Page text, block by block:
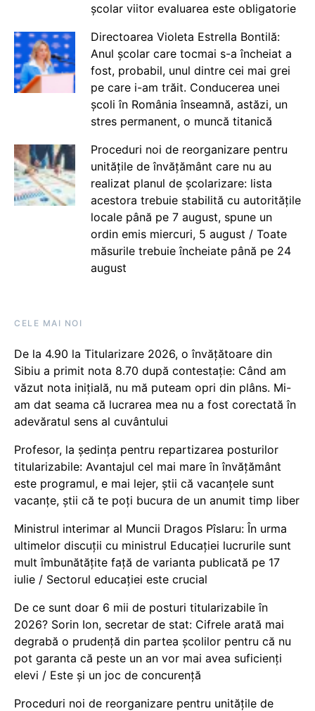
școlar viitor evaluarea este obligatorie
Directoarea Violeta Estrella Bontilă:
Anul școlar care tocmai s-a încheiat a
fost, probabil, unul dintre cei mai grei
pe care i-am trăit. Conducerea unei
școli în România înseamnă, astăzi, un
stres permanent, o muncă titanică
Proceduri noi de reorganizare pentru
unitățile de învățământ care nu au
realizat planul de școlarizare: lista
acestora trebuie stabilită cu autoritățile
locale până pe 7 august, spune un
ordin emis miercuri, 5 august / Toate
măsurile trebuie încheiate până pe 24
august
CELE MAI NOI
De la 4.90 la Titularizare 2026, o învățătoare din
Sibiu a primit nota 8.70 după contestație: Când am
văzut nota inițială, nu mă puteam opri din plâns. Mi-
am dat seama că lucrarea mea nu a fost corectată în
adevăratul sens al cuvântului
Profesor, la ședința pentru repartizarea posturilor
titularizabile: Avantajul cel mai mare în învățământ
este programul, e mai lejer, știi că vacanțele sunt
vacanţe, știi că te poți bucura de un anumit timp liber
Ministrul interimar al Muncii Dragos Pîslaru: În urma
ultimelor discuții cu ministrul Educației lucrurile sunt
mult îmbunătățite față de varianta publicată pe 17
iulie / Sectorul educației este crucial
De ce sunt doar 6 mii de posturi titularizabile în
2026? Sorin Ion, secretar de stat: Cifrele arată mai
degrabă o prudență din partea școlilor pentru că nu
pot garanta că peste un an vor mai avea suficienți
elevi / Este și un joc de concurență
Proceduri noi de reorganizare pentru unitățile de